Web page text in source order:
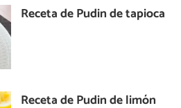
Receta de Pudin de tapioca
Receta de Pudin de limón